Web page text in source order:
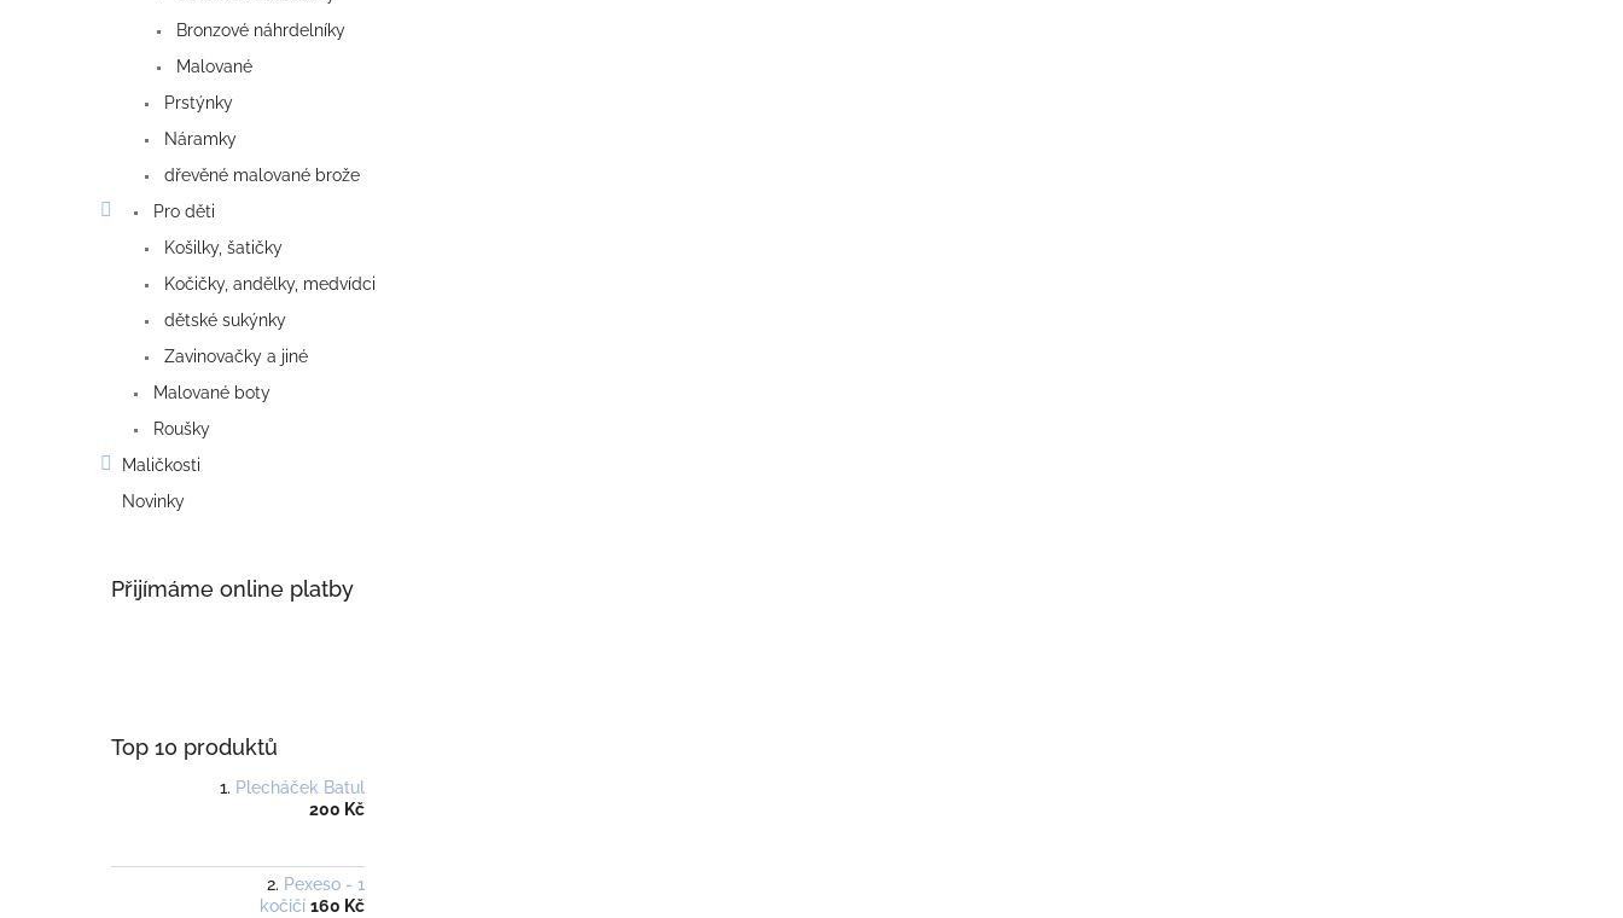
Bronzové náhrdelníky
Malované
Prstýnky
Náramky
dřevěné malované brože
Pro děti
Košilky, šatičky
Kočičky, andělky, medvídci
dětské sukýnky
Zavinovačky a jiné
Malované boty
Roušky
Maličkosti
Novinky
Přijímáme online platby
Top 10 produktů
Plecháček Batul
200 Kč
Pexeso - 1
kočičí 160 Kč